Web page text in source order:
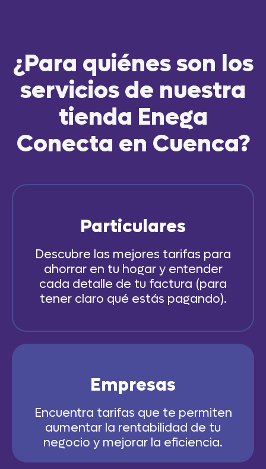
¿Para quiénes son los
servicios de nuestra
tienda Enega
Conecta en Cuenca?
Particulares
Descubre las mejores tarifas para
ahorrar en tu hogar y entender
cada detalle de tu factura (para
tener claro qué estás pagando).
Empresas
Encuentra tarifas que te permiten
aumentar la rentabilidad de tu
negocio y mejorar la eficiencia.